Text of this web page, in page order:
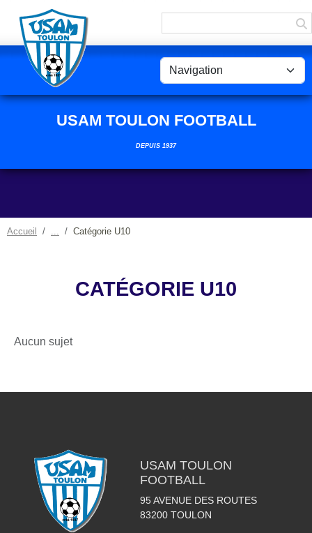
USAM TOULON FOOTBALL
DEPUIS 1937
Accueil Catégorie U10
CATÉGORIE U10
Aucun sujet
USAM TOULON
FOOTBALL
95 AVENUE DES ROUTES
83200 TOULON
Panneau de gestion des cookies